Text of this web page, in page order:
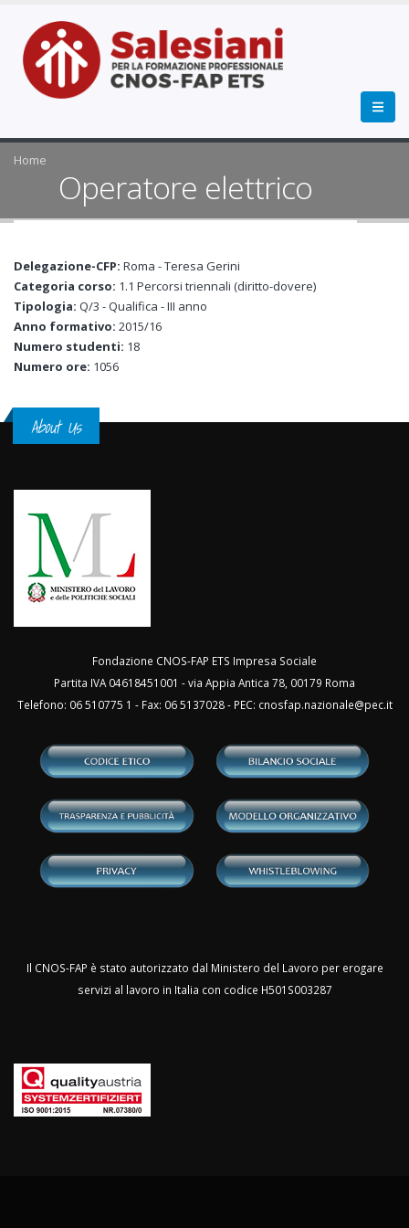
Home
Operatore elettrico
Delegazione-CFP: Roma - Teresa Gerini
Categoria corso: 1.1 Percorsi triennali (diritto-dovere)
Tipologia: Q/3 - Qualifica - III anno
Anno formativo: 2015/16
Numero studenti: 18
Numero ore: 1056
About Us
Fondazione CNOS-FAP ETS Impresa Sociale
Partita IVA 04618451001 - via Appia Antica 78, 00179 Roma
Telefono: 06 510775 1 - Fax: 06 5137028 - PEC: cnosfap.nazionale@pec.it
Il CNOS-FAP è stato autorizzato dal Ministero del Lavoro per erogare
servizi al lavoro in Italia con codice H501S003287